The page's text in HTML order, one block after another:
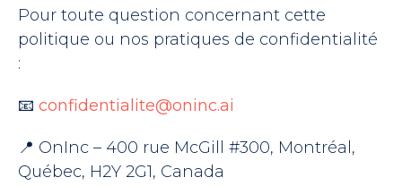
Pour toute question concernant cette
politique ou nos pratiques de confidentialité
:
📧 confidentialite@oninc.ai
📍 OnInc – 400 rue McGill #300, Montréal,
Québec, H2Y 2G1, Canada